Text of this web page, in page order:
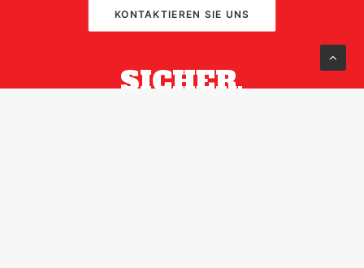
KONTAKTIEREN SIE UNS
SICHER.